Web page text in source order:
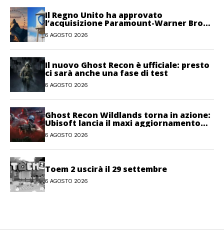
Il Regno Unito ha approvato
l’acquisizione Paramount-Warner Bros
Discovery
6 AGOSTO 2026
Il nuovo Ghost Recon è ufficiale: presto
ci sarà anche una fase di test
6 AGOSTO 2026
Ghost Recon Wildlands torna in azione:
Ubisoft lancia il maxi aggiornamento
gratuito Last Rites
6 AGOSTO 2026
Toem 2 uscirà il 29 settembre
6 AGOSTO 2026